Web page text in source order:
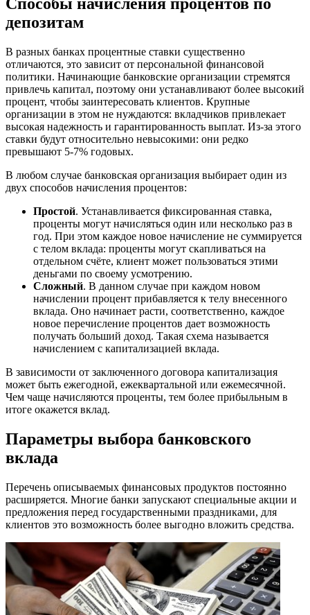
депозитам
В разных банках процентные ставки существенно
отличаются, это зависит от персональной финансовой
политики. Начинающие банковские организации стремятся
привлечь капитал, поэтому они устанавливают более высокий
процент, чтобы заинтересовать клиентов. Крупные
организации в этом не нуждаются: вкладчиков привлекает
высокая надежность и гарантированность выплат. Из-за этого
ставки будут относительно невысокими: они редко
превышают 5-7% годовых.
В любом случае банковская организация выбирает один из
двух способов начисления процентов:
Простой. Устанавливается фиксированная ставка,
проценты могут начисляться один или несколько раз в
год. При этом каждое новое начисление не суммируется
с телом вклада: проценты могут скапливаться на
отдельном счёте, клиент может пользоваться этими
деньгами по своему усмотрению.
Сложный. В данном случае при каждом новом
начислении процент прибавляется к телу внесенного
вклада. Оно начинает расти, соответственно, каждое
новое перечисление процентов дает возможность
получать больший доход. Такая схема называется
начислением с капитализацией вклада.
В зависимости от заключенного договора капитализация
может быть ежегодной, ежеквартальной или ежемесячной.
Чем чаще начисляются проценты, тем более прибыльным в
итоге окажется вклад.
Параметры выбора банковского
вклада
Перечень описываемых финансовых продуктов постоянно
расширяется. Многие банки запускают специальные акции и
предложения перед государственными праздниками, для
клиентов это возможность более выгодно вложить средства.